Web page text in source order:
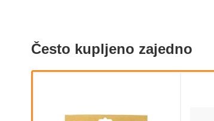
Često kupljeno zajedno